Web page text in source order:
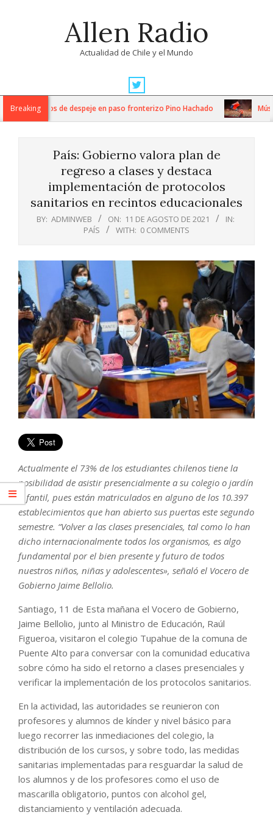
Allen Radio
Actualidad de Chile y el Mundo
Navigation
MenuBreaking
trabajos de despeje en paso fronterizo Pino Hachado Música:
País: Gobierno valora plan de
regreso a clases y destaca
implementación de protocolos
sanitarios en recintos educacionales
BY: ADMINWEB ON: 11 DE AGOSTO DE 2021
IN:
PAÍS
WITH: 0 COMMENTS
Actualmente el 73% de los estudiantes chilenos tiene la
posibilidad de asistir presencialmente a su colegio o jardín
infantil, pues están matriculados en alguno de los 10.397
establecimientos que han abierto sus puertas este segundo
semestre. “Volver a las clases presenciales, tal como lo han
dicho internacionalmente todos los organismos, es algo
fundamental por el bien presente y futuro de todos
nuestros niños, niñas y adolescentes», señaló el Vocero de
Gobierno Jaime Bellolio.
Santiago, 11 de Esta mañana el Vocero de Gobierno,
Jaime Bellolio, junto al Ministro de Educación, Raúl
Figueroa, visitaron el colegio Tupahue de la comuna de
Puente Alto para conversar con la comunidad educativa
sobre cómo ha sido el retorno a clases presenciales y
verificar la implementación de los protocolos sanitarios.
En la actividad, las autoridades se reunieron con
profesores y alumnos de kínder y nivel básico para
luego recorrer las inmediaciones del colegio, la
distribución de los cursos, y sobre todo, las medidas
sanitarias implementadas para resguardar la salud de
los alumnos y de los profesores como el uso de
mascarilla obligatorio, puntos con alcohol gel,
distanciamiento y ventilación adecuada.